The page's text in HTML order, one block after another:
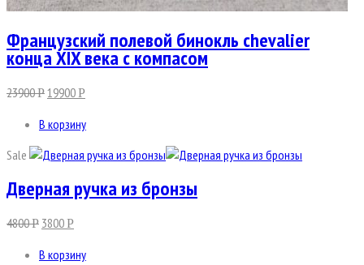
Французский полевой бинокль chevalier
конца XIX века с компасом
23900Р19900Р
В корзину
Sale
Дверная ручка из бронзы
4800Р 3800Р
В корзину